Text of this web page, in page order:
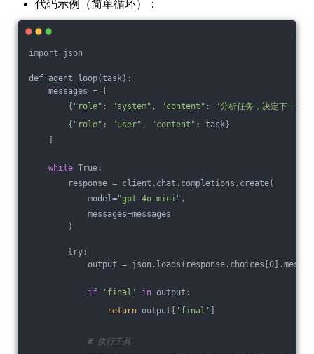
代码示例（简单循环）：
import json
def agent_loop(task):
messages = [
{ "role" : "system" , "content" :
"分析任务，决定下一步
{ "role" : "user" , "content" : task}
while True:
response = client.chat.completions.create(
model="gpt-4o-mini" ,
messages=messages
)
try:
output =
if 'final' in output:
return output[ 'final'
# 执行工具